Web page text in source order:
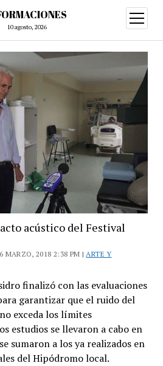
10 agosto, 2026
abrir
menú
acústico del Festival
MARZO, 2018 2:38 PM |ARTE Y
finalizó con las evaluaciones
garantizar que el ruido del
exceda los límites
estudios se llevaron a cabo en
sumaron a los ya realizados en
del Hipódromo local.